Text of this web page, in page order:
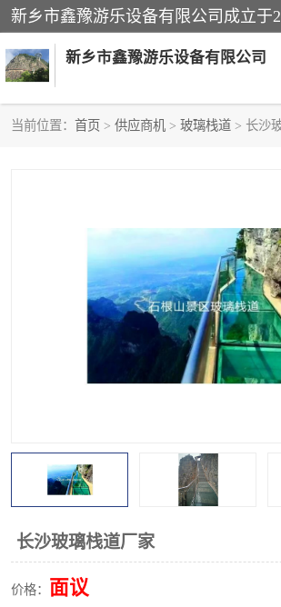
新乡市鑫豫游乐设备有限公司
当前位置： 首页 > 供应商机 > 玻璃栈道 > 长沙
长沙玻璃栈道厂家
价格： 面议
水上乐
攀岩器
空中自
玻璃滑
拓展器材 丛林穿
玻璃栈道